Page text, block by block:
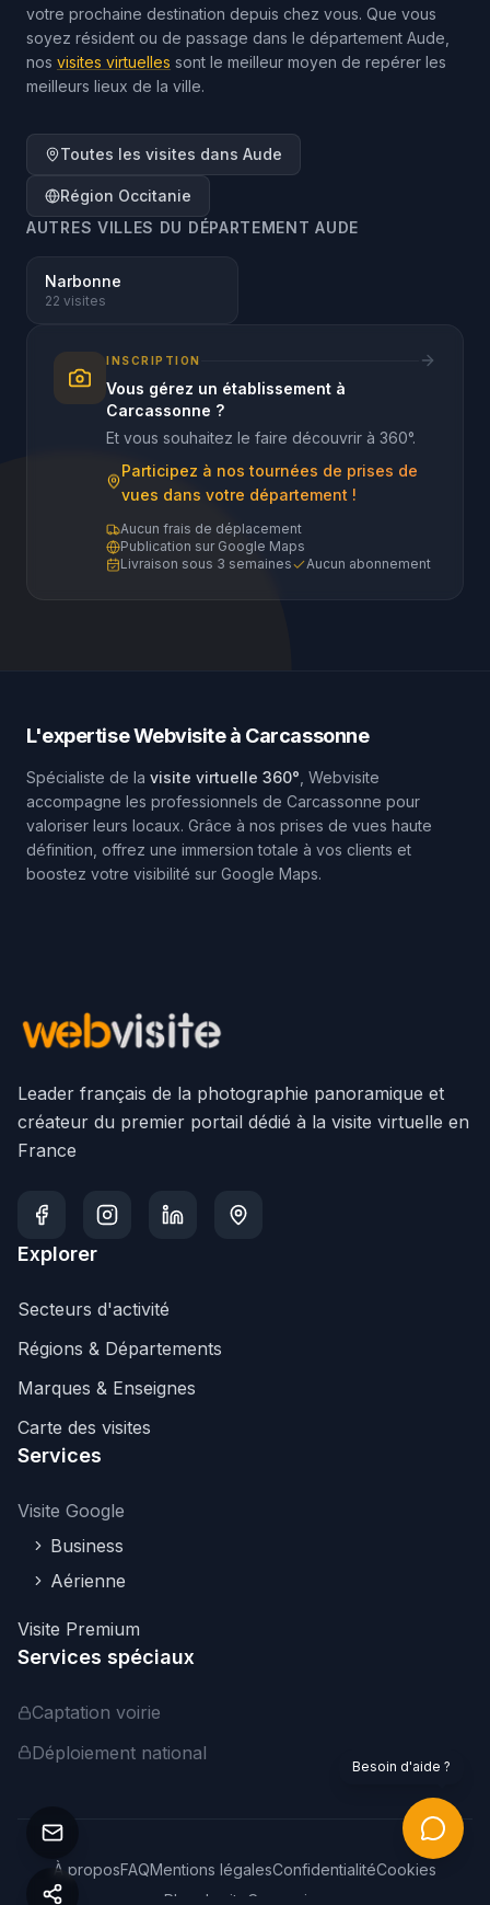
votre prochaine destination depuis chez vous. Que vous
soyez résident ou de passage dans le département Aude,
nos visites virtuelles sont le meilleur moyen de repérer les
meilleurs lieux de la ville.
Toutes les visites dans Aude
Région Occitanie
AUTRES VILLES DU DÉPARTEMENTAUDE
Narbonne
22 visites
INSCRIPTION
Vous gérez un établissement à
Carcassonne ?
Et vous souhaitez le faire découvrir à 360°.
Participez à nos tournées de prises de
vues dans votre département !
Aucun frais de déplacement
Publication sur Google Maps
Livraison sous 3 semaines
Aucun abonnement
L'expertise Webvisite à Carcassonne
Spécialiste de la visite virtuelle 360° , Webvisite
accompagne les professionnels de Carcassonne pour
valoriser leurs locaux. Grâce à nos prises de vues haute
définition, offrez une immersion totale à vos clients et
boostez votre visibilité sur Google Maps.
Leader français de la photographie panoramique et
créateur du premier portail dédié à la visite virtuelle en
France
Explorer
Secteurs d'activité
Régions & Départements
Marques & Enseignes
Carte des visites
Services
Visite Google
Business
Aérienne
Visite Premium
Services spéciaux
Captation voirie
Déploiement national
À proposFAQMentions légalesConfidentialitéCookies
Plan du site
Connexion
Besoin d'aide ?